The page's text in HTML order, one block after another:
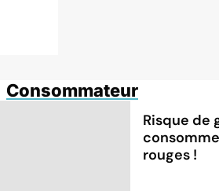
Consommateur
Risque de
rouges !